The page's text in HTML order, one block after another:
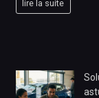
lire la suite